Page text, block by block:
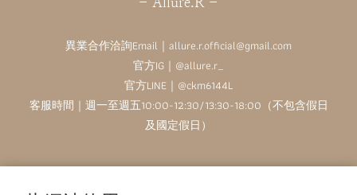
異業合作洽詢Email｜allure.r.official@gmail.com
官方IG｜ @allure.r_
官方LINE｜@ckm6144L
客服時間｜週一至週五10:00-12:30/13:30-18:00（不包含假日
及國定假日）